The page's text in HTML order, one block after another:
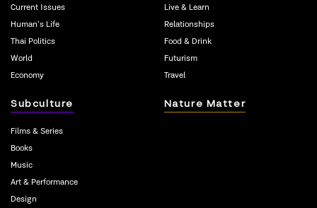
Current Issues
Human’s Life
Thai Politics
World
Economy
Live & Learn
Relationships
Food & Drink
Futurism
Travel
Subculture
Films & Series
Books
Music
Art & Performance
Design
Nature Matter